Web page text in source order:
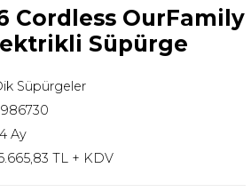
Cordless OurFamily
Süpürge
Süpürgeler
Ay
TL + KDV